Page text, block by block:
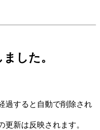
した。
過すると自動で削除され
更新は反映されます。